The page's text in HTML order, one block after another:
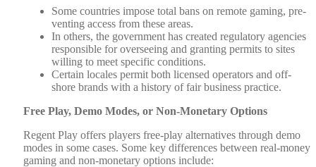
Some coun­tries impose total bans on remote gam­ing, pre­
vent­ing access from these areas.
In oth­ers, the gov­ern­ment has cre­at­ed reg­u­la­to­ry agen­cies
respon­si­ble for over­see­ing and grant­i­ng per­mits to sites
will­ing to meet spe­cif­ic con­di­tions.
Cer­tain locales per­mit both licensed oper­a­tors and off­
shore brands with a his­to­ry of fair busi­ness prac­tice.
Free Play, Demo Modes, or Non-Mon­e­tary Options
Regent Play offers play­ers free-play alter­na­tives through demo
modes in some cas­es. Some key dif­fer­ences between real-mon­ey
gam­ing and non-mon­e­tary options include: